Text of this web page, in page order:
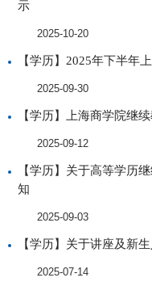
示
2025-10-20
【学历】2025年下半年
2025-09-30
【学历】上海商学院继
2025-09-12
【学历】关于高等学历
知
2025-09-03
【学历】关于讲座及新
2025-07-14